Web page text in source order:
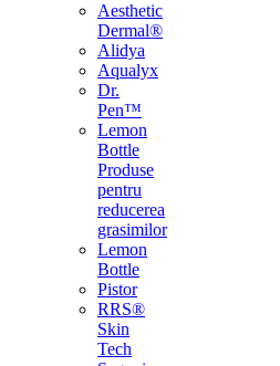
Aesthetic
Dermal®
Alidya
Aqualyx
Dr.
Pen™
Lemon
Bottle
Produse
pentru
reducerea
grasimilor
Lemon
Bottle
Pistor
RRS®
Skin
Tech